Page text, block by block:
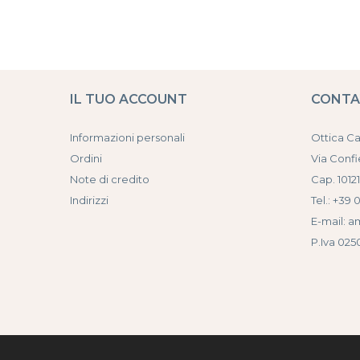
IL TUO ACCOUNT
Informazioni personali
Ordini
Note di credito
Indirizzi
Ottica
Via
Cap.
Tel.: +39
E-mail:
P.Iva